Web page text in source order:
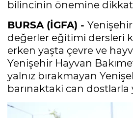
bilincinin önemine
BURSA (İGFA) -
değerler eğitimi dersleri
erken yaşta çevre ve
Yenişehir Hayvan
yalnız bırakmayan
barınaktaki can dostlarla